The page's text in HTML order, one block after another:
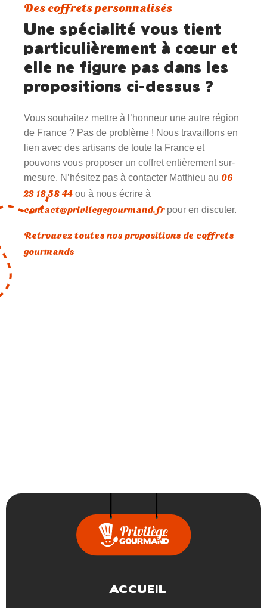
Des coffrets personnalisés
Une spécialité vous tient
particulièrement à cœur et
elle ne figure pas dans les
propositions ci-dessus ?
Vous souhaitez mettre à l’honneur une autre région
de France ? Pas de problème ! Nous travaillons en
lien avec des artisans de toute la France et
pouvons vous proposer un coffret entièrement sur-
mesure. N’hésitez pas à contacter Matthieu au 06
23 18 58 44 ou à nous écrire à
contact@privilegegourmand.frpour en discuter.
Retrouvez toutes nos propositions de coffrets
gourmands
ACCUEIL